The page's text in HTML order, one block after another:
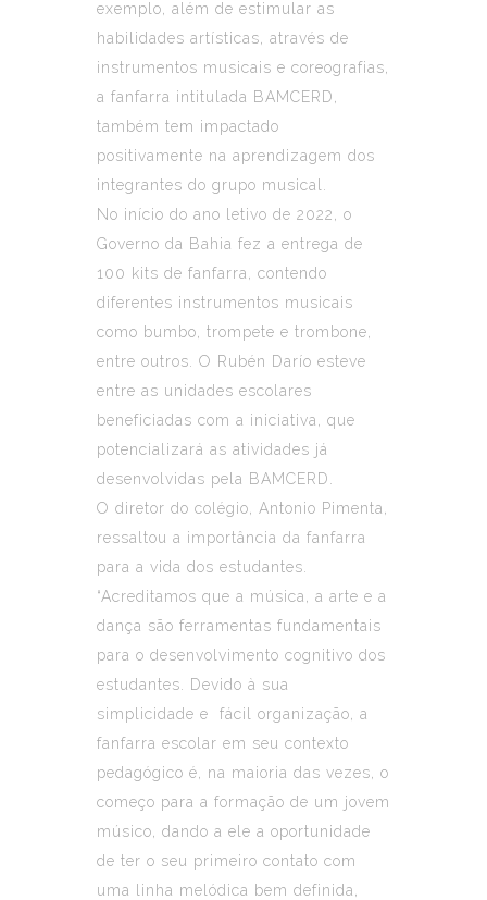
exemplo, além de estimular as
habilidades artísticas, através de
instrumentos musicais e coreografias,
a fanfarra intitulada BAMCERD,
também tem impactado
positivamente na aprendizagem dos
integrantes do grupo musical.
No início do ano letivo de 2022, o
Governo da Bahia fez a entrega de
100 kits de fanfarra, contendo
diferentes instrumentos musicais
como bumbo, trompete e trombone,
entre outros. O Rubén Darío esteve
entre as unidades escolares
beneficiadas com a iniciativa, que
potencializará as atividades já
desenvolvidas pela BAMCERD.
O diretor do colégio, Antonio Pimenta,
ressaltou a importância da fanfarra
para a vida dos estudantes.
“Acreditamos que a música, a arte e a
dança são ferramentas fundamentais
para o desenvolvimento cognitivo dos
estudantes. Devido à sua
simplicidade e fácil organização, a
fanfarra escolar em seu contexto
pedagógico é, na maioria das vezes, o
começo para a formação de um jovem
músico, dando a ele a oportunidade
de ter o seu primeiro contato com
uma linha melódica bem definida,